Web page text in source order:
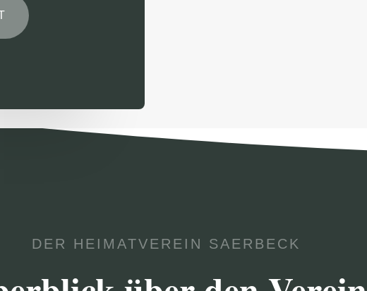
DER HEIMATVEREIN SAERBECK